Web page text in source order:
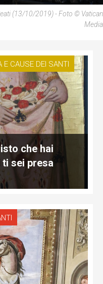
(13/10/2019) - Foto © Vatican
Media
E CAUSE DEI SANTI
che hai
sei presa